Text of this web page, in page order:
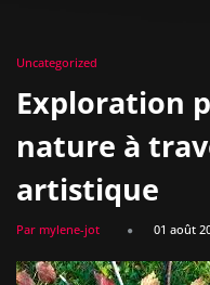
Uncategorized
Exploration
nature à
artistique
Par mylene-jot 01 août